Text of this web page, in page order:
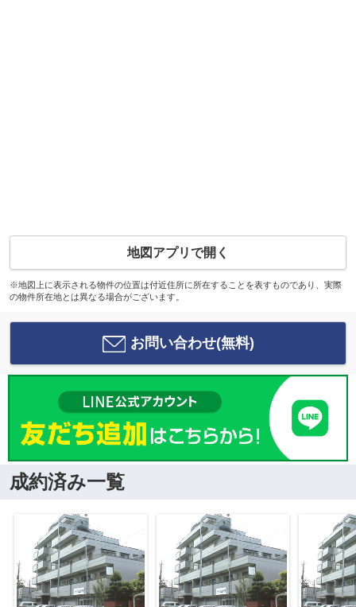
地図アプリで開く
※地図上に表示される物件の位置は付近住所に所在することを表すものであり、実際
の物件所在地とは異なる場合がございます。
お問い合わせ(無料)
成約済み一覧